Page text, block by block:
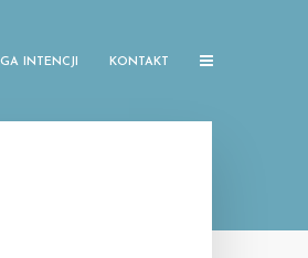
INTENCJI KONTAKT